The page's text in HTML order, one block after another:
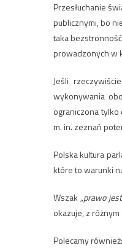
Przesłuchanie
publicznymi, bo
taka
prowadzonych w
Jeśli
wykonywania
ograniczona
m. in. zeznań
Polska kultura
które to warunki
Wszak„prawo
okazuje, z
Polecamy również: